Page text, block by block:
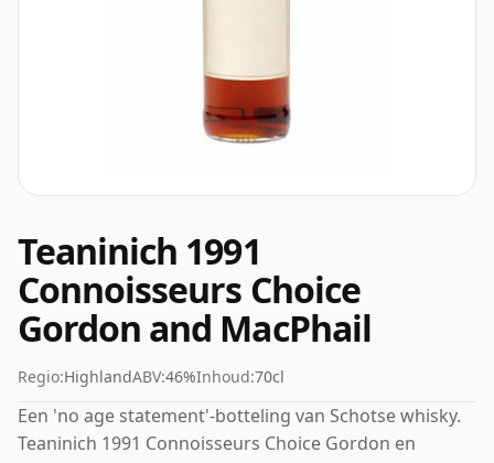
Teaninich 1991
Connoisseurs Choice
Gordon and MacPhail
Regio:HighlandABV:46%Inhoud:70cl
Een 'no age statement'-botteling van Schotse whisky.
Teaninich 1991 Connoisseurs Choice Gordon en